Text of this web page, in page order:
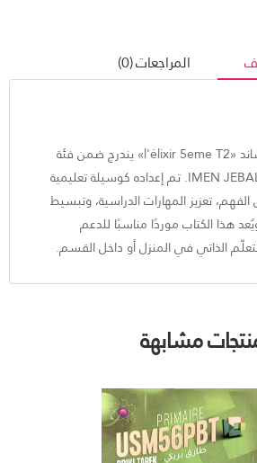
المراجعات (0)
الكتاب المدرسي المساند «l'élixir 5eme T2» يندرج ضمن فئة
«التعليم» من تأليف IMEN JEBALI. تم إعداده كوسيلة تعليمية
تعزيز المهارات الدراسية، وتبسيط
هذا الكتاب موردًا مناسبًا للدعم
الذاتي في المنزل أو داخل القسم.
مشابهة